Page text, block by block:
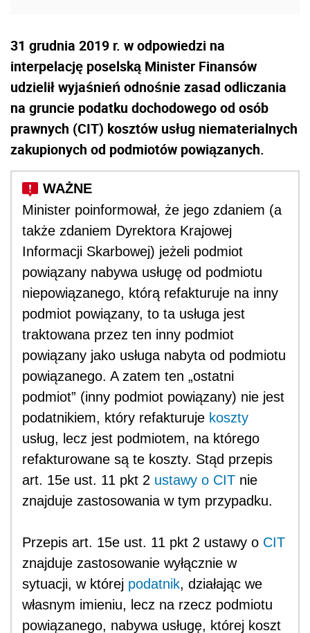
31 grudnia 2019 r. w odpowiedzi na
interpelację poselską Minister Finansów
udzielił wyjaśnień odnośnie zasad odliczania
na gruncie podatku dochodowego od osób
prawnych (CIT) kosztów usług niematerialnych
zakupionych od podmiotów powiązanych.
Minister poinformował, że jego zdaniem (a
także zdaniem Dyrektora Krajowej
Informacji Skarbowej) jeżeli podmiot
powiązany nabywa usługę od podmiotu
niepowiązanego, którą refakturuje na inny
podmiot powiązany, to ta usługa jest
traktowana przez ten inny podmiot
powiązany jako usługa nabyta od podmiotu
powiązanego. A zatem ten „ostatni
podmiot” (inny podmiot powiązany) nie jest
podatnikiem, który refakturuje koszty
usług, lecz jest podmiotem, na którego
refakturowane są te koszty. Stąd przepis
art. 15e ust. 11 pkt 2 ustawy o CIT nie
znajduje zastosowania w tym przypadku.
Przepis art. 15e ust. 11 pkt 2 ustawy o CIT
znajduje zastosowanie wyłącznie w
sytuacji, w której podatnik, działając we
własnym imieniu, lecz na rzecz podmiotu
powiązanego, nabywa usługę, której koszt